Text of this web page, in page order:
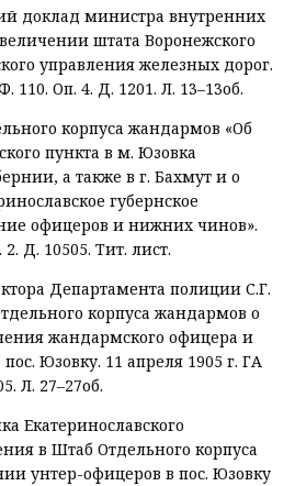
доклад министра внутренних
штата Воронежского
управления железных дорог.
110. Оп. 4. Д. 1201. Л. 13–13об.
корпуса жандармов «Об
пункта в м. Юзовка
а также в г. Бахмут и о
губернское
офицеров и нижних чинов».
Д. 10505. Тит. лист.
Департамента полиции С.Г.
корпуса жандармов о
жандармского офицера и
Юзовку. 11 апреля 1905 г. ГА
Л. 27–27об.
Екатеринославского
в Штаб Отдельного корпуса
унтер-офицеров в пос. Юзовку